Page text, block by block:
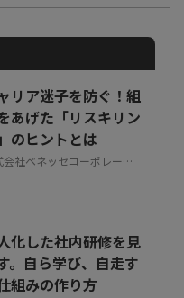
ービスについて
いただけます！
み可能
無料
リア迷子を防ぐ！組
あげた「リスキリン
のヒントとは
会社ベネッセコーポレーシ
化した社内研修を見
。自ら学び、自走す
組みの作り方